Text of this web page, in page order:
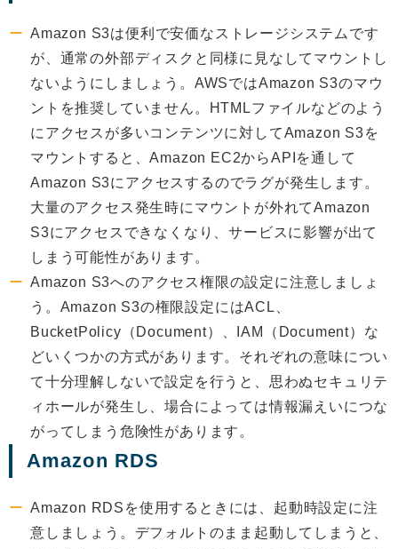
Amazon S3は便利で安価なストレージシステムです
が、通常の外部ディスクと同様に見なしてマウントし
ないようにしましょう。AWSではAmazon S3のマウ
ントを推奨していません。HTMLファイルなどのよう
にアクセスが多いコンテンツに対してAmazon S3を
マウントすると、Amazon EC2からAPIを通して
Amazon S3にアクセスするのでラグが発生します。
大量のアクセス発生時にマウントが外れてAmazon
S3にアクセスできなくなり、サービスに影響が出て
しまう可能性があります。
Amazon S3へのアクセス権限の設定に注意しましょ
う。Amazon S3の権限設定にはACL、
BucketPolicy（Document）、IAM（Document）な
どいくつかの方式があります。それぞれの意味につい
て十分理解しないで設定を行うと、思わぬセキュリテ
ィホールが発生し、場合によっては情報漏えいにつな
がってしまう危険性があります。
Amazon RDS
Amazon RDSを使用するときには、起動時設定に注
意しましょう。デフォルトのまま起動してしまうと、